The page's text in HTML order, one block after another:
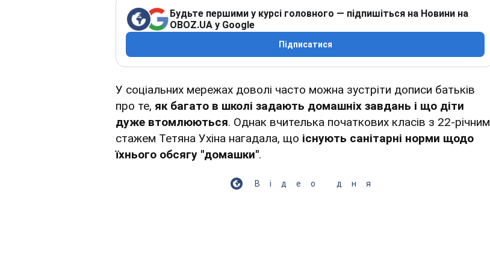
Будьте першими у курсі головного — підпишіться на Новини на
OBOZ.UA у Google
Підписатися
У соціальних мережах доволі часто можна зустріти дописи батьків
про те, як багато в школі задають домашніх завдань і що діти
дуже втомлюються. Однак вчителька початкових класів з 22-річним
стажем Тетяна Ухіна нагадала, що існують санітарні норми щодо
їхнього обсягу "домашки".
Відео дня